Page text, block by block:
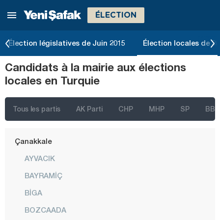
ÉLECTION
Élection législatives de Juin 2015 Élection locales de
Candidats à la mairie aux élections
locales en Turquie
Tous les partis AK Parti CHP MHP SP BBP
Bayburt
Bitlis
Bolu
Bursa
Çanakkale
AYVACIK
BAYRAMİÇ
BİGA
BOZCAADA